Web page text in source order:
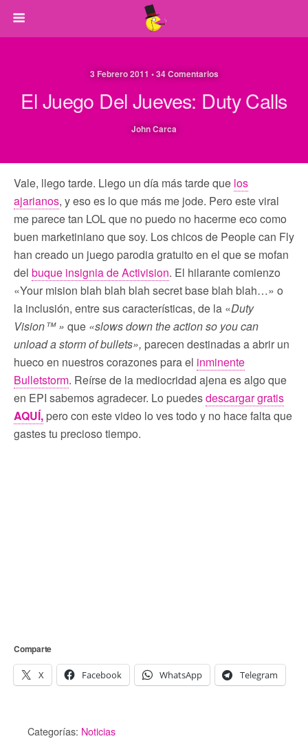
3 Febrero 2011 • 34 Comentarios
El Juego Del Jueves: Duty Calls
John Carca
Vale, llego tarde. Llego un día más tarde que los
ajarianos, y eso es lo que más me jode. Pero este viral
me parece tan LOL que no puedo no hacerme eco como
buen marketiniano que soy. Los chicos de People can Fly
han creado un juego parodia gratuito en el que se mofan
del buque insignia de Activision. El hilarante comienzo
«Your mision blah blah blah secret base blah blah…» o
la inclusión, entre sus características, de la «Duty
Vision™ » que «slows down the action so you can
unload a storm of bullets», parecen destinadas a abrir un
hueco en nuestros corazones para el inminente
Bulletstorm. Reírse de la mediocridad ajena es algo que
en EPI sabemos agradecer. Lo puedesdescargar gratis
AQUÍ, pero con este video lo ves todo y no hace falta que
gastes tu precioso tiempo.
Comparte
X Facebook WhatsApp Telegram
Categorías: Noticias